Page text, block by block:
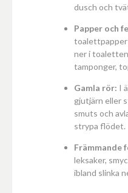
dusch och
Papper och
toalettpapper
ner i
tamponger,
Gamla rör: I
gjutjärn eller
smuts och
strypa flödet.
Främmande
leksaker,
ibland slinka